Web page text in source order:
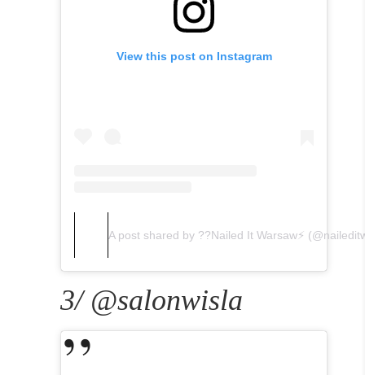
View this post on Instagram
A post shared by ?️‍?Nailed It Warsaw⚡️
3/ @salonwisla